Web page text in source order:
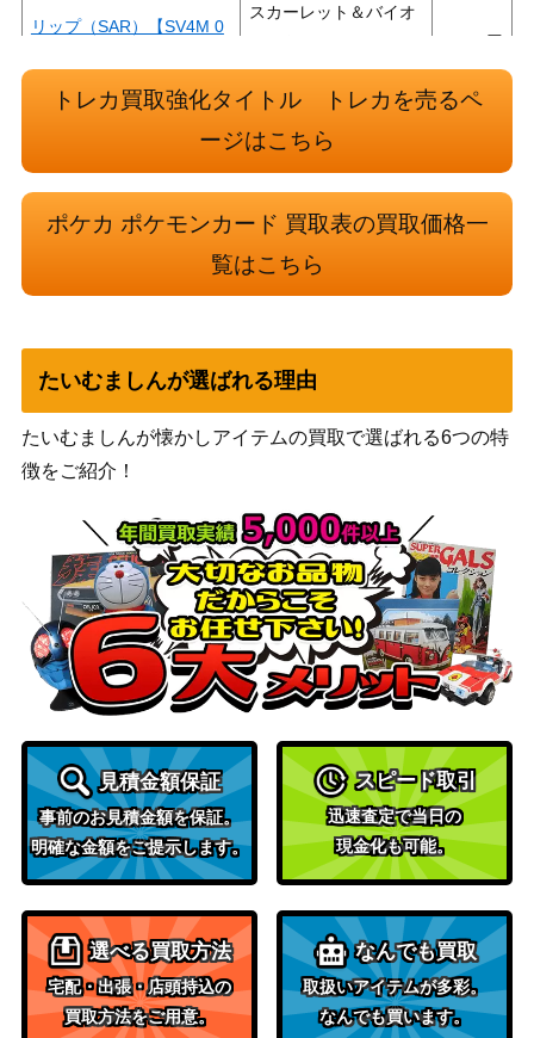
リップ（SAR）【SV4M 0
スカーレット＆バイオ
（未来の一閃）
カイリューV（SR/sa)【s7
ソード＆シールド
（蒼天ストリーム）
13,200
3/SV-P】
スカーレット＆バイオ
（PROMO（プロモ）/
その他）
3,000
ゲンガーEX（SR）【XY4
XY・XY BREAK
【SM11b 062/049】
（ドリームリーグ）
ハガネール（CHR）【SM
11b 060/049】
サン&ムーン
700
084/081】
（バンデットリング）
アルセウスVSTAR（UR）
【S12a 262/172】
ソード&シールド
（VSTARユニバース）
4,200
スイクンex
ADVシリーズ
（ex1 マグマVSアクア
ふたつの野望）
2,500
XY-P】
（PROMO（プロ
モ））
1,300
ヤドン&コダックGX（S
R）【SM11 095/094】
サン＆ムーン
（ミラクルツイン）
2,400
v11B 172/086】
スカーレット＆バイオ
レット
（ブラックボルト）
1,600
基本炎エネルギー（UR）
【SM3H 064/051】
サン&ムーン
（闘う虹を見たか）
7,000
トレカ買取強化タイトル トレカを売るペ
ージはこちら
ポケカ ポケモンカード 買取表の買取価格一
覧はこちら
たいむましんが選ばれる理由
たいむましんが懐かしアイテムの買取で選ばれる6つの特
徴をご紹介！
見積金額保証
事前のお見積金額を保証。
明確な金額をご提示します。
スピード取引
迅速査定で当日の
現金化も可能。
選べる買取方法
宅配・出張・店頭持込の
買取方法をご用意。
なんでも買取
取扱いアイテムが多彩。
なんでも買います。